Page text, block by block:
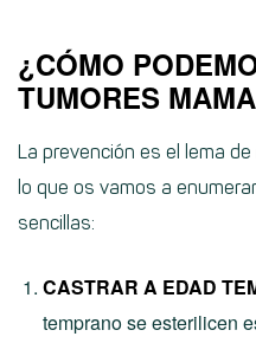
¿CÓMO
TUMORES
La prevención es el lema
lo que os vamos a
sencillas:
CASTRAR A EDAD
temprano se esterilicen